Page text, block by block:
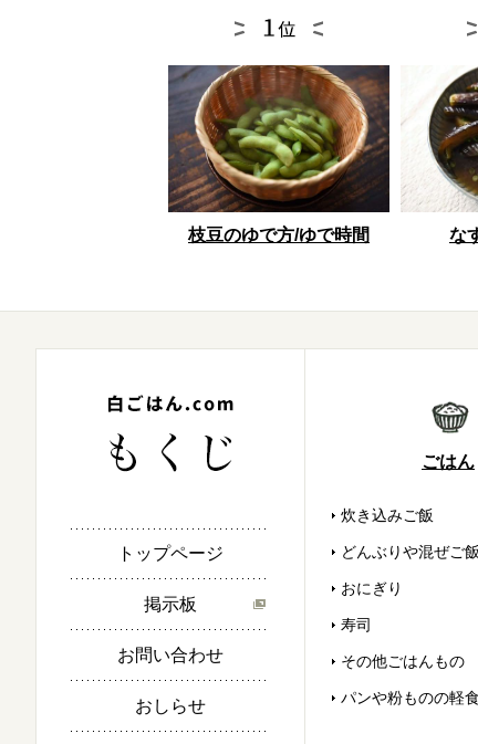
枝豆のゆで方/ゆで時間 な
トップページ
掲示板
お問い合わせ
おしらせ
ごはん
炊き込みご飯
どんぶりや混ぜご飯
おにぎり
寿司
その他ごはんもの
パンや粉ものの軽食